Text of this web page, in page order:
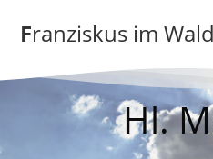
Inhalt
springenFranziskus im
Hl.